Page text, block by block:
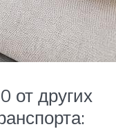
от других